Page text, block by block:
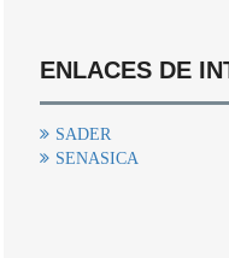
ENLACES DE
SADER
SENASICA